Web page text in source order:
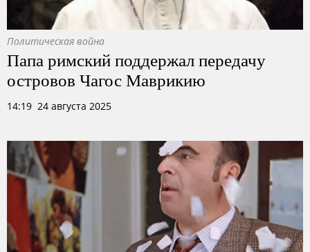
Политическая война
Папа римский поддержал передачу
островов Чагос Маврикию
14:19 24 августа 2025